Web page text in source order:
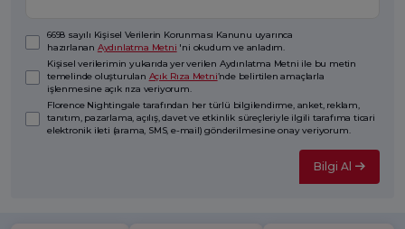
6698 sayılı Kişisel Verilerin Korunması Kanunu uyarınca
hazırlanan Aydınlatma Metni 'ni okudum ve anladım.
Kişisel verilerimin yukarıda yer verilen Aydınlatma Metni ile bu metin
temelinde oluşturulan Açık Rıza Metni’nde belirtilen amaçlarla
işlenmesine açık rıza veriyorum.
Florence Nightingale tarafından her türlü bilgilendirme, anket, reklam,
tanıtım, pazarlama, açılış, davet ve etkinlik süreçleriyle ilgili tarafıma ticari
elektronik ileti (arama, SMS, e-mail) gönderilmesine onay veriyorum.
Bilgi Al